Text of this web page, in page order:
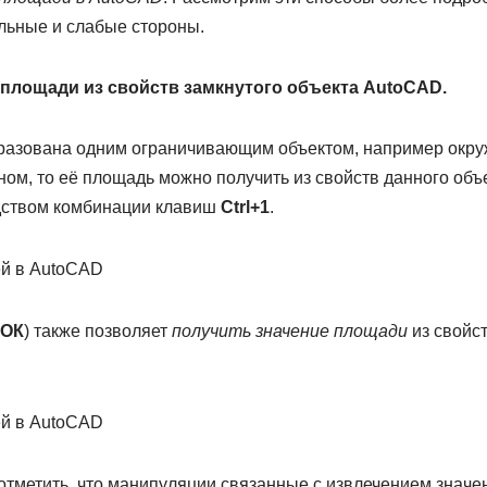
и слабые стороны.
из свойств замкнутого объекта AutoCAD.
одним ограничивающим объектом, например
то её площадь можно получить из свойств данного
комбинации клавиш Ctrl+1.
) также позволяет получить значение площадииз